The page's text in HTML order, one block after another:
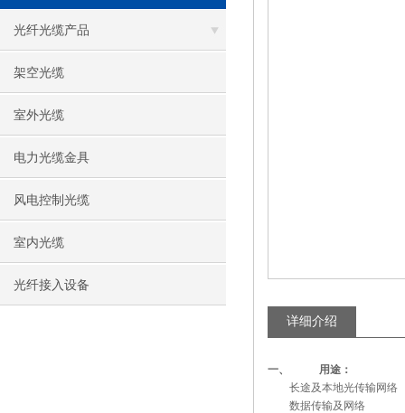
光纤光缆产品
架空光缆
室外光缆
电力光缆金具
风电控制光缆
室内光缆
光纤接入设备
详细介绍
一、 用途：
长途及本地光传输网络
数据传输及网络